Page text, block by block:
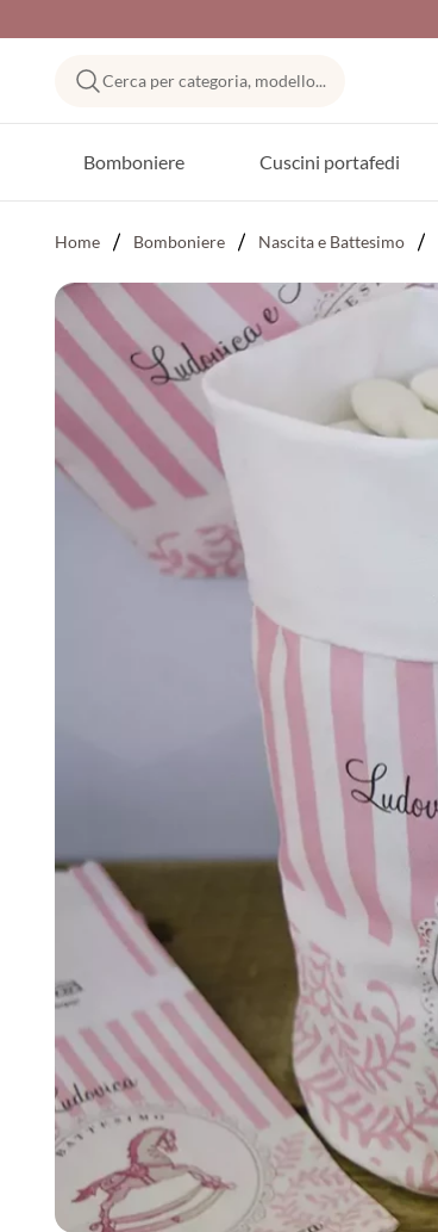
Cerca per categoria, modello...
Bomboniere Cuscini portafedi
Home Bomboniere Nascita e Battesimo